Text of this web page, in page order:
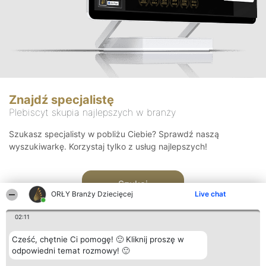
ORŁY Branży Dziecięcej Live chat
02:11
Cześć, chętnie Ci pomogę! 🙂 Kliknij proszę w
odpowiedni temat rozmowy! 🙂
Znajdź specjalistę
Plebiscyt skupia najlepszych w branży
Szukasz specjalisty w pobliżu Ciebie? Sprawdź naszą
wyszukiwarkę. Korzystaj tylko z usług najlepszych!
Szukaj